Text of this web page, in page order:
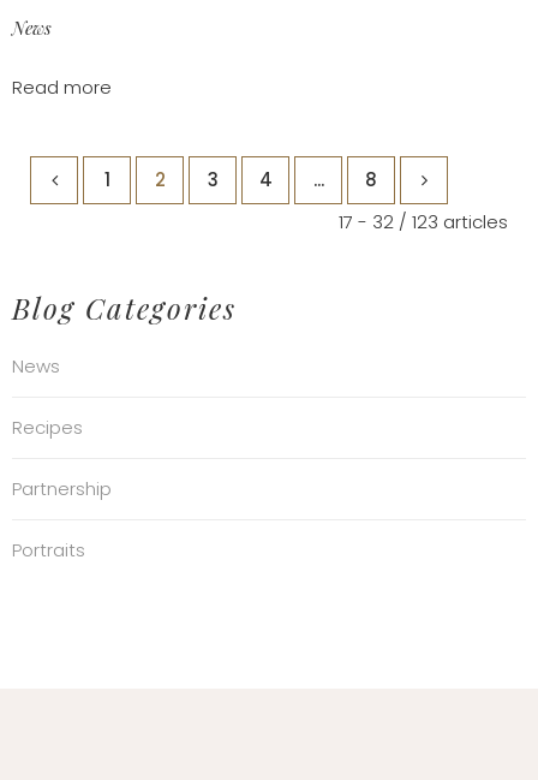
News
Read more
1 2 3 4 ...
8
17 - 32 / 123 articles
Blog Categories
News
Recipes
Partnership
Portraits